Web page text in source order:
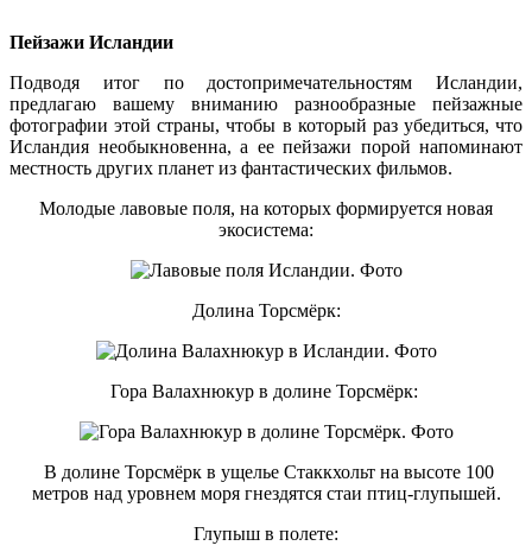
Пейзажи Исландии
Подводя итог по достопримечательностям Исландии,
предлагаю вашему вниманию разнообразные пейзажные
фотографии этой страны, чтобы в который раз убедиться, что
Исландия необыкновенна, а ее пейзажи порой напоминают
местность других планет из фантастических фильмов.
Молодые лавовые поля, на которых формируется новая
экосистема:
Долина Торсмёрк:
Гора Валахнюкур в долине Торсмёрк:
В долине Торсмёрк в ущелье Стаккхольт на высоте 100
метров над уровнем моря гнездятся стаи птиц-глупышей.
Глупыш в полете: